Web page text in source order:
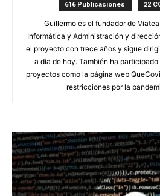
616 Publicaciones 22
Guillermo es el fundador de
Informática y Administración y
el proyecto con trece años y sigue
a día de hoy. También ha
proyectos como la página web
restricciones por la